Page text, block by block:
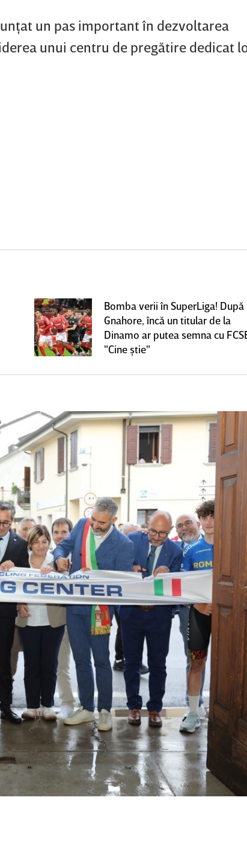
un pas important în dezvoltarea
unui centru de pregătire dedicat
Bomba verii în SuperLiga! După
Gnahore, încă un titular de la
Dinamo ar putea semna cu
"Cine ştie"